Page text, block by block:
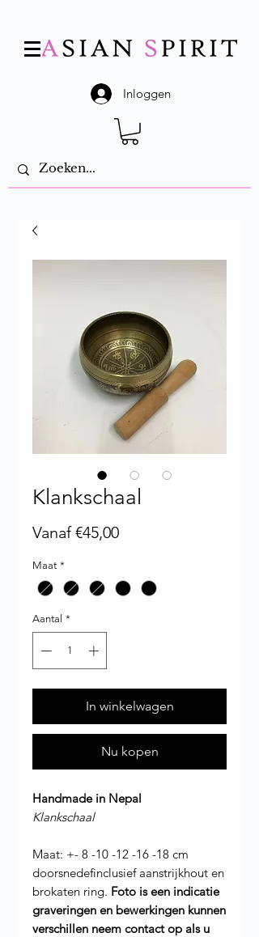
Inloggen
Klankschaal
Vanaf€45,00Verkoopprijs
Maat *
Aantal *
In winkelwagen
Nu kopen
Handmade in Nepal
Klankschaal
Maat: +- 8 -10 -12 -16 -18 cm
doorsnedefinclusief aanstrijkhout en
brokaten ring. Foto is een indicatie
graveringen en bewerkingen kunnen
verschillen neem contact op als u